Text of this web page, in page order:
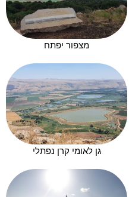
מצפור יפתח
גן לאומי קרן נפתלי